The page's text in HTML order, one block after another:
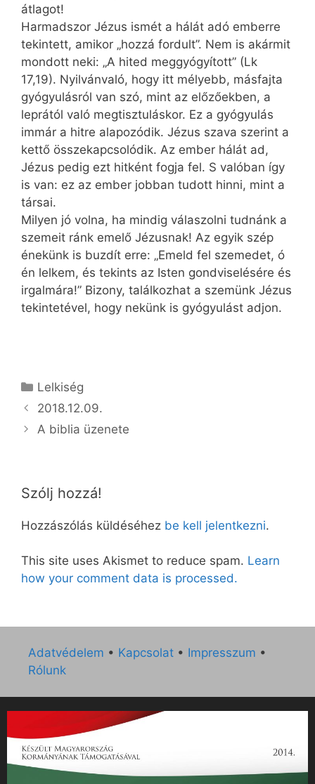
átlagot!
Harmadszor Jézus ismét a hálát adó emberre
tekintett, amikor „hozzá fordult”. Nem is akármit
mondott neki: „A hited meggyógyított” (Lk
17,19). Nyilvánvaló, hogy itt mélyebb, másfajta
gyógyulásról van szó, mint az előzőekben, a
leprától való megtisztuláskor. Ez a gyógyulás
immár a hitre alapozódik. Jézus szava szerint a
kettő összekapcsolódik. Az ember hálát ad,
Jézus pedig ezt hitként fogja fel. S valóban így
is van: ez az ember jobban tudott hinni, mint a
társai.
Milyen jó volna, ha mindig válaszolni tudnánk a
szemeit ránk emelő Jézusnak! Az egyik szép
énekünk is buzdít erre: „Emeld fel szemedet, ó
én lelkem, és tekints az Isten gondviselésére és
irgalmára!” Bizony, találkozhat a szemünk Jézus
tekintetével, hogy nekünk is gyógyulást adjon.
Kategória
Lelkiség
2018.12.09.
A biblia üzenete
Szólj hozzá!
Hozzászólás küldéséhez be kell jelentkezni.
This site uses Akismet to reduce spam. Learn
how your comment data is processed.
Adatvédelem • Kapcsolat • Impresszum •
Rólunk